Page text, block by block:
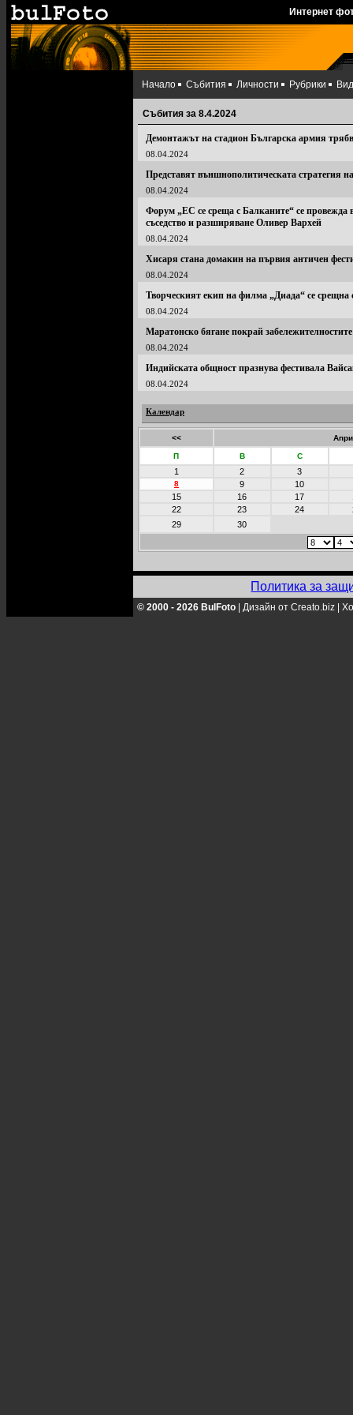
Интернет
Начало Събития Личности Рубрики
Събития за 8.4.2024
Демонтажът на стадион Българска армия
08.04.2024
Представят външнополитическата стратегия
08.04.2024
Форум „ЕС се среща с Балканите“ се провежда
съседство и разширяване Оливер Вархей
08.04.2024
Хисаря стана домакин на първия античен
08.04.2024
Творческият екип на филма „Диада“ се срещна
08.04.2024
Маратонско бягане покрай
08.04.2024
Индийската общност празнува фестивала
08.04.2024
Календар
<<
П В С
1 2 3
8 9
10
15
16 17
22
23 24
29
30
Политика за
© 2000 - 2026 BulFoto Дизайн от Creato.biz